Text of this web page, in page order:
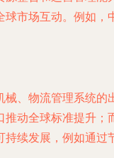
市场互动。例如
、物流管理系统
动全球标准提升
续发展，例如通